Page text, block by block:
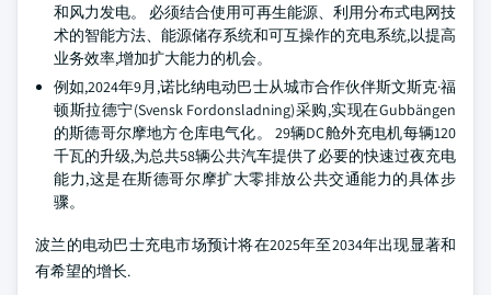
和风力发电。 必须结合使用可再生能源、利用分布式电网技
术的智能方法、能源储存系统和可互操作的充电系统,以提高
业务效率,增加扩大能力的机会。
例如,2024年9月,诺比纳电动巴士从城市合作伙伴斯文斯克·福
顿斯拉德宁(Svensk Fordonsladning)采购,实现在Gubbängen
的斯德哥尔摩地方仓库电气化。 29辆DC舱外充电机每辆120
千瓦的升级,为总共58辆公共汽车提供了必要的快速过夜充电
能力,这是在斯德哥尔摩扩大零排放公共交通能力的具体步
骤。
波兰的电动巴士充电市场预计将在2025年至2034年出现显著和
有希望的增长.